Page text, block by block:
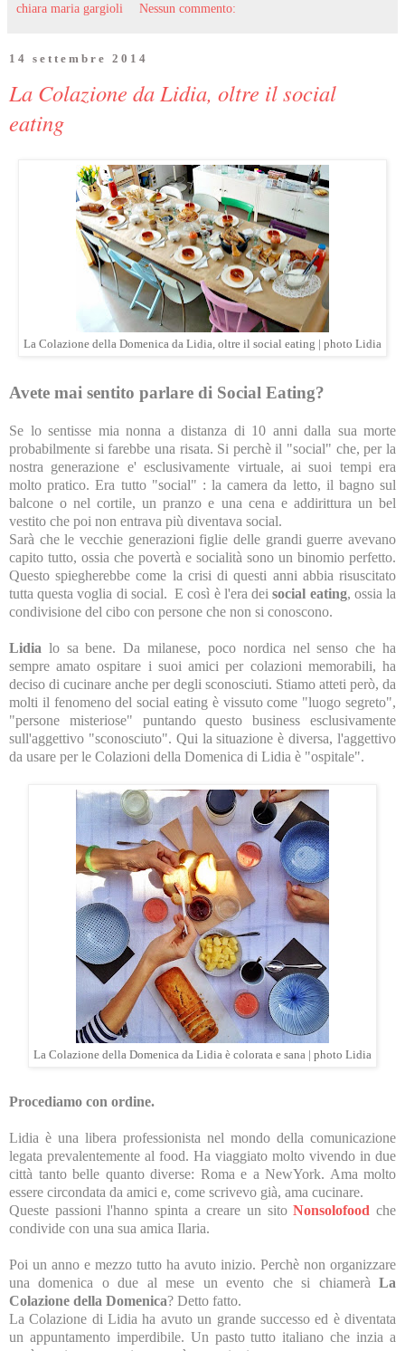
chiara maria gargioli Nessun commento:
14 settembre 2014
La Colazione da Lidia, oltre il social
eating
La Colazione della Domenica da Lidia, oltre il social eating | photo Lidia
Avete mai sentito parlare di Social Eating?
Se lo sentisse mia nonna a distanza di 10 anni dalla sua morte
probabilmente si farebbe una risata. Si perchè il "social" che, per la
nostra generazione e' esclusivamente virtuale, ai suoi tempi era
molto pratico. Era tutto "social" : la camera da letto, il bagno sul
balcone o nel cortile, un pranzo e una cena e addirittura un bel
vestito che poi non entrava più diventava social.
Sarà che le vecchie generazioni figlie delle grandi guerre avevano
capito tutto, ossia che povertà e socialità sono un binomio perfetto.
Questo spiegherebbe come la crisi di questi anni abbia risuscitato
tutta questa voglia di social. E così è l'era deisocial eating, ossia la
condivisione del cibo con persone che non si conoscono.
Lidia lo sa bene. Da milanese, poco nordica nel senso che ha
sempre amato ospitare i suoi amici per colazioni memorabili, ha
deciso di cucinare anche per degli sconosciuti. Stiamo atteti però, da
molti il fenomeno del social eating è vissuto come "luogo segreto",
"persone misteriose" puntando questo business esclusivamente
sull'aggettivo "sconosciuto". Qui la situazione è diversa, l'aggettivo
da usare per le Colazioni della Domenica di Lidia è "ospitale".
La Colazione della Domenica da Lidia è colorata e sana | photo Lidia
Procediamo con ordine.
Lidia è una libera professionista nel mondo della comunicazione
legata prevalentemente al food. Ha viaggiato molto vivendo in due
città tanto belle quanto diverse: Roma e a NewYork. Ama molto
essere circondata da amici e, come scrivevo già, ama cucinare.
Queste passioni l'hanno spinta a creare un sitoNonsolofood che
condivide con una sua amica Ilaria.
Poi un anno e mezzo tutto ha avuto inizio. Perchè non organizzare
una domenica o due al mese un evento che si chiamerà La
Colazione della Domenica? Detto fatto.
La Colazione di Lidia ha avuto un grande successo ed è diventata
un appuntamento imperdibile. Un pasto tutto italiano che inzia a